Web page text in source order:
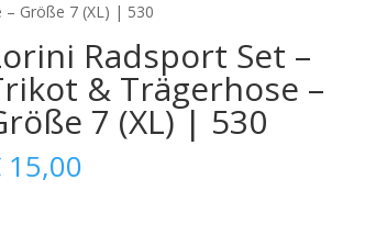
Größe 7 (XL) | 530
Radsport Set –
& Trägerhose –
7 (XL) | 530
15,00